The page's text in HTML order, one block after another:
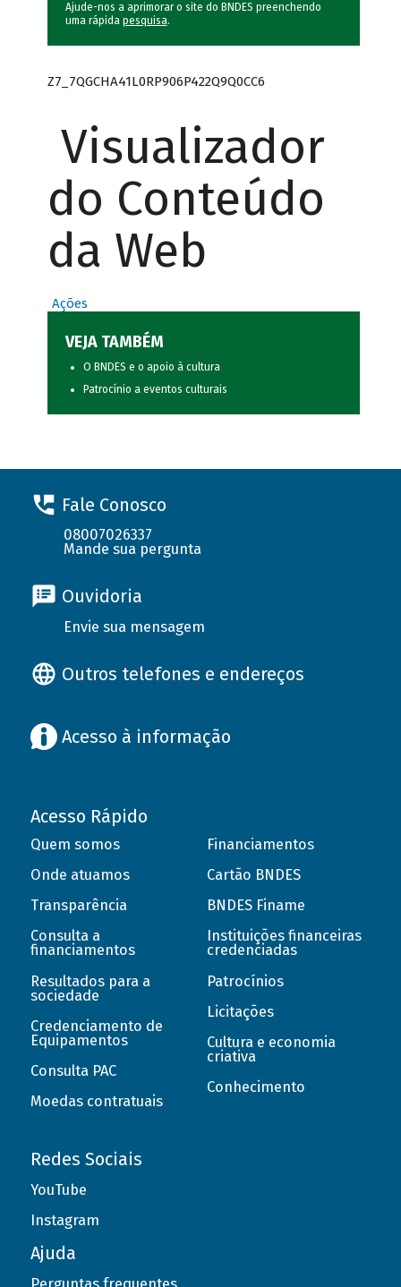
Ajude-nos a aprimorar o site do BNDES preenchendo
uma rápida pesquisa.
Z7_7QGCHA41L0RP906P422Q9Q0CC6
Visualizador
do Conteúdo
da Web
Ações
VEJA TAMBÉM
O BNDES e o apoio à cultura
Patrocínio a eventos culturais
Fale Conosco
08007026337
Mande sua pergunta
Ouvidoria
Envie sua mensagem
Outros telefones e endereços
Acesso à informação
Acesso Rápido
Quem somos
Onde atuamos
Transparência
Consulta a
financiamentos
Resultados para a
sociedade
Credenciamento de
Equipamentos
Consulta PAC
Moedas contratuais
Financiamentos
Cartão BNDES
BNDES Finame
Instituições financeiras
credenciadas
Patrocínios
Licitações
Cultura e economia
criativa
Conhecimento
Redes Sociais
YouTube
Instagram
Ajuda
Perguntas frequentes